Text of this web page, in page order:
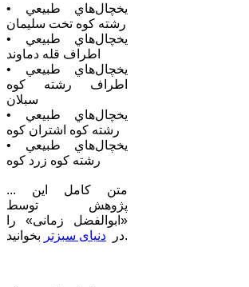
• يخچال‌هاي طبيعي
رشته کوه تخت سلیمان
• يخچال‌هاي طبيعي
اطراف قله دماوند
• يخچال‌هاي طبيعي
اطراف رشته کوه
سبلان
• يخچال‌هاي طبيعي
رشته كوه اشتران كوه
• يخچال‌هاي طبيعي
رشته كوه زرد كوه
... متن کامل این
پژوهش توسط
«ابوالفضل زمانی»‌ را
در دنیای سبز‌تر بخوانید.